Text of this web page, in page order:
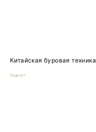
Китайская буровая
Подкаст